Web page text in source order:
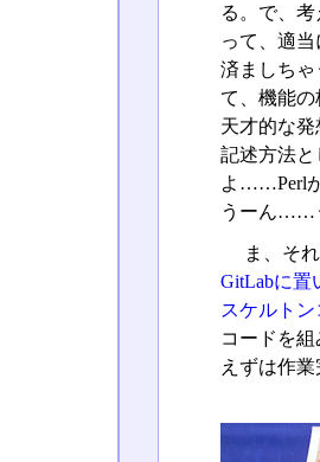
る。で、
って、適
済ましちゃ
て、機能
天才的な発
記述方法
よ……Perl
うーん……
ま、そ
GitLabに置
スケルト
コードを
えずは作業